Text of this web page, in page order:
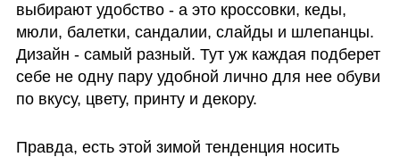
выбирают удобство - а это кроссовки, кеды,
мюли, балетки, сандалии, слайды и шлепанцы.
Дизайн - самый разный. Тут уж каждая подберет
себе не одну пару удобной лично для нее обуви
по вкусу, цвету, принту и декору.
Правда, есть этой зимой тенденция носить